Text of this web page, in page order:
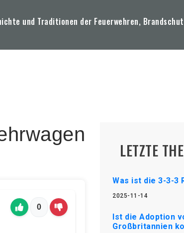
und Traditionen der Feuerwehren,
0
LETZTE
Was ist die 3-3-3
2025-11-14
Ist die Adoption
Großbritannien